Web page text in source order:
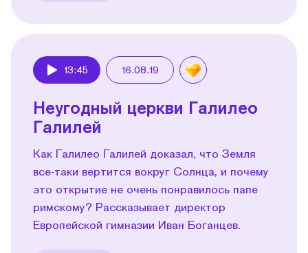
13:45 16.08.19
Неугодный церкви Галилео
Галилей
Как Галилео Галилей доказал, что Земля
все-таки вертится вокруг Солнца, и почему
это открытие не очень понравилось папе
римскому? Рассказывает директор
Европейской гимназии Иван Боганцев.